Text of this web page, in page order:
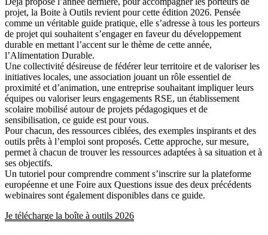
projet, la Boite à Outils revient pour cette édition 2026. Pensée
comme un véritable guide pratique, elle s’adresse à tous les porteurs
de projet qui souhaitent s’engager en faveur du développement
durable en mettant l’accent sur le thème de cette année,
l’Alimentation Durable.
Une collectivité désireuse de fédérer leur territoire et de valoriser les
initiatives locales, une association jouant un rôle essentiel de
proximité et d’animation, une entreprise souhaitant impliquer leurs
équipes ou valoriser leurs engagements RSE, un établissement
scolaire mobilisé autour de projets pédagogiques et de
sensibilisation, ce guide est pour vous.
Pour chacun, des ressources ciblées, des exemples inspirants et des
outils prêts à l’emploi sont proposés. Cette approche, sur mesure,
permet à chacun de trouver les ressources adaptées à sa situation et à
ses objectifs.
Un tutoriel pour comprendre comment s’inscrire sur la plateforme
européenne et une Foire aux Questions issue des deux précédents
webinaires sont également disponibles dans ce guide.
Je télécharge la boîte à outils 2026